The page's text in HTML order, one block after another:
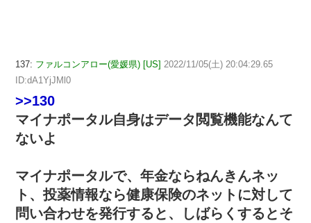
137: ファルコンアロー(愛媛県) [US] 2022/11/05(土) 20:04:29.65
ID:dA1YjJMl0
>>130
マイナポータル自身はデータ閲覧機能なんて
ないよ
マイナポータルで、年金ならねんきんネッ
ト、投薬情報なら健康保険のネットに対して
問い合わせを発行すると、しばらくするとそ